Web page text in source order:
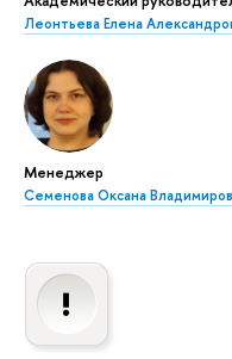
Леонтьева Елена
Менеджер
Семенова Оксана